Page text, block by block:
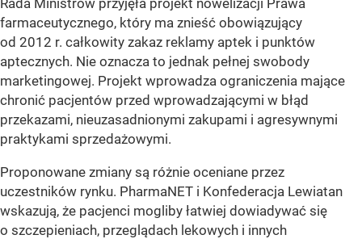
farmaceutycznego, który ma znieść obowiązujący
od 2012 r. całkowity zakaz reklamy aptek i punktów
aptecznych. Nie oznacza to jednak pełnej swobody
marketingowej. Projekt wprowadza ograniczenia mające
chronić pacjentów przed wprowadzającymi w błąd
przekazami, nieuzasadnionymi zakupami i agresywnymi
praktykami sprzedażowymi.
Proponowane zmiany są różnie oceniane przez
uczestników rynku. PharmaNET i Konfederacja Lewiatan
wskazują, że pacjenci mogliby łatwiej dowiadywać się
o szczepieniach, przeglądach lekowych i innych